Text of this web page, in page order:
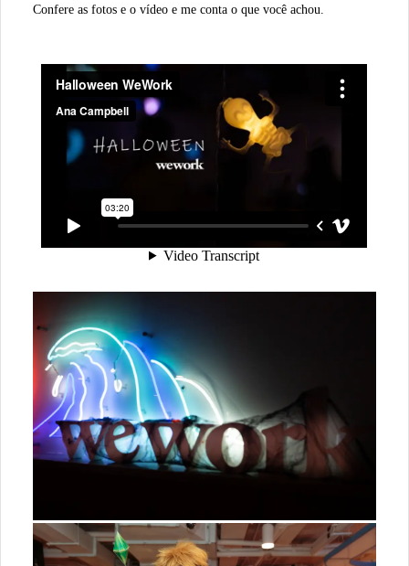
Confere as fotos e o vídeo e me conta o que você achou.